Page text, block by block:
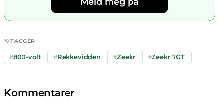
TAGGER
#800-volt #Rekkevidden #Zeekr #Zeekr 7GT
Kommentarer